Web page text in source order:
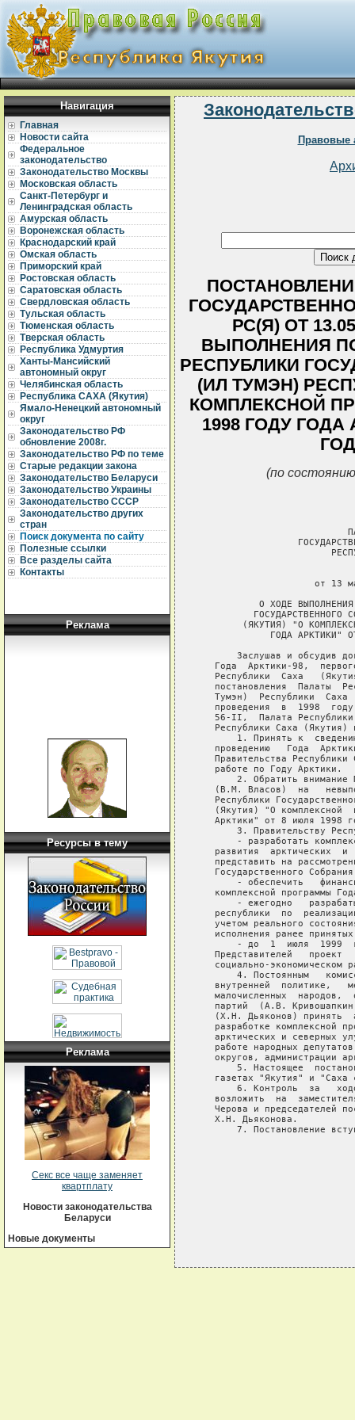
Навигация
Главная
Новости сайта
Федеральное
законодательство
Законодательство Москвы
Московская область
Санкт-Петербург и
Ленинградская область
Амурская область
Воронежская область
Краснодарский край
Омская область
Приморский край
Ростовская область
Саратовская область
Свердловская область
Тульская область
Тюменская область
Тверская область
Республика Удмуртия
Ханты-Мансийский
автономный округ
Челябинская область
Республика САХА (Якутия)
Ямало-Ненецкий автономный
округ
Законодательство РФ
обновление 2008г.
Законодательство РФ по теме
Старые редакции закона
Законодательство Беларуси
Законодательство Украины
Законодательство СССР
Законодательство других
стран
Поиск документа по сайту
Полезные ссылки
Все разделы сайта
Контакты
Реклама
Ресурсы в тему
Реклама
Секс все чаще заменяет
квартплату
Новости законодательства
Беларуси
Новые документы
Правовые
РС(Я) ОТ
ВЫПОЛНЕНИЯ
РЕСПУБЛИКИ
(ИЛ ТУМЭН)
КОМПЛЕКСНОЙ
1998 ГОДУ ГОДА
(по
от 13
О ХОДЕ
ГОСУДАРСТВЕННОГО
(ЯКУТИЯ) "О
ГОДА АРКТИКИ"
Заслушав и обсудив
Года  Арктики-98,
Республики  Саха
постановления  Палаты
Тумэн)  Республики  Саха
проведения  в  1998
56-II,  Палата
Республики Саха (Якутия)
1. Принять к
проведению   Года
Правительства Республики
   работе по Году Арктики.
2. Обратить внимание
(В.М. Власов)  на
Республики
(Якутия) "О комплексной
Арктики" от 8 июля 1998
3. Правительству
- разработать
развития  арктических  и
представить на
Государственного
- обеспечить
комплексной программы
- ежегодно
республики  по
учетом реального
исполнения ранее
- до  1  июля  1999
Представителей   проект
социально-экономическом
4. Постоянным
внутренней  политике,
малочисленных  народов,
партий  (А.В.
(Х.Н. Дьяконов) принять
разработке комплексной
арктических и северных
работе народных
округов, администрации
5. Настоящее
газетах "Якутия" и "Саха
6. Контроль  за
возложить  на
Черова и председателей
   Х.Н. Дьяконова.
7. Постановление